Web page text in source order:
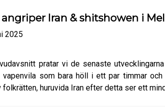
angriper Iran & shitshowen i
2025
pratar vi de senaste
vapenvila som bara höll i ett par timmar
folkrätten, huruvida Iran efter detta ser ett